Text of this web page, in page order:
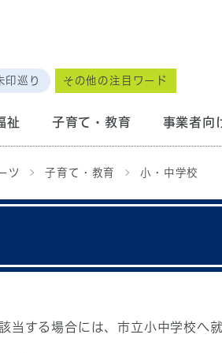
印巡り その他の注目ワード
祉 子育て・教育 事業者向
ツ 子育て・教育 小・中学校
する場合には、市立小中学校へ